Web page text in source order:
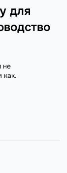
для
не
как.